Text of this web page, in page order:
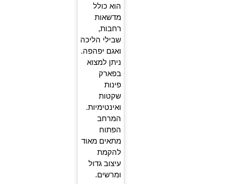
הוא כולל
מדשאות
רחבות,
שבילי הליכה
ואגם יפהפה.
ניתן למצוא
בפארק
פינות
שקטות
ואינטימיות.
המרחב
הפתוח
מתאים מאוד
להקמת
עיצוב גדול
ומרשים.